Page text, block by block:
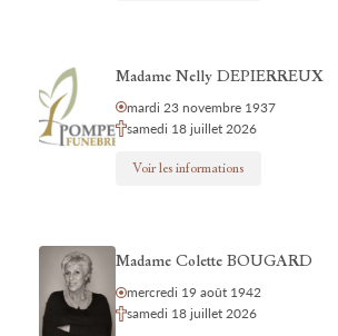
Madame Nelly DEPIERREUX
mardi 23 novembre 1937
samedi 18 juillet 2026
Voir les informations
Madame Colette BOUGARD
mercredi 19 août 1942
samedi 18 juillet 2026